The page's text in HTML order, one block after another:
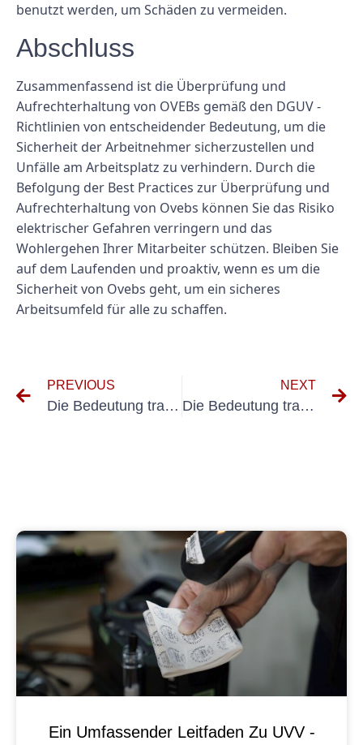
benutzt werden, um Schäden zu vermeiden.
Abschluss
Zusammenfassend ist die Überprüfung und
Aufrechterhaltung von OVEBs gemäß den DGUV -
Richtlinien von entscheidender Bedeutung, um die
Sicherheit der Arbeitnehmer sicherzustellen und
Unfälle am Arbeitsplatz zu verhindern. Durch die
Befolgung der Best Practices zur Überprüfung und
Aufrechterhaltung von Ovebs können Sie das Risiko
elektrischer Gefahren verringern und das
Wohlergehen Ihrer Mitarbeiter schützen. Bleiben Sie
auf dem Laufenden und proaktiv, wenn es um die
Sicherheit von Ovebs geht, um ein sicheres
Arbeitsumfeld für alle zu schaffen.
PREVIOUS
Die Bedeutung tragbarer elektrischer Werkzeuge am Arbeitsplatz
NEXT
Die Bedeutung tragbarer Elektrogeräte im modernen Leben
Ein Umfassender Leitfaden Zu UVV -